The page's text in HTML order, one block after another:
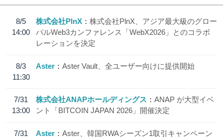
8/5
14:00
株式会社PlnX
株式会社PlnX、アジア最大級のグロー
バルWeb3カンファレンス「WebX2026」とのコラボ
レーションを決定
8/3
11:30
Aster Aster Vault、全ユーザー向けに提供開始
7/31
13:00
株式会社ANAPホールディングス
ANAP が大型イベ
ント「BITCOIN JAPAN 2026」開催決定
7/31
Aster
Aster、韓国RWAシーズン1取引キャンペーン